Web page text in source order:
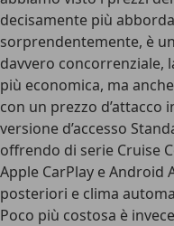
decisamente più
sorprendentemente, è
davvero concorrenziale,
più economica, ma
con un prezzo d’attacco
versione d’accesso
offrendo di serie Cruise
Apple CarPlay e Android
posteriori e clima
Poco più costosa è